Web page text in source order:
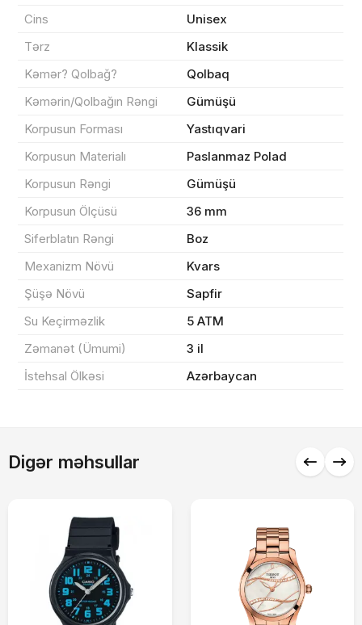
Cins
Unisex
Tərz
Klassik
Kəmər? Qolbağ?
Qolbaq
Kəmərin/Qolbağın Rəngi
Gümüşü
Korpusun Forması
Yastıqvari
Korpusun Materialı
Paslanmaz Polad
Korpusun Rəngi
Gümüşü
Korpusun Ölçüsü
36 mm
Siferblatın Rəngi
Boz
Mexanizm Növü
Kvars
Şüşə Növü
Sapfir
Su Keçirməzlik
5 ATM
Zəmanət (Ümumi)
3 il
İstehsal Ölkəsi
Azərbaycan
Digər məhsullar
Endirim
Çatdırılma
Yekun məbləğ
Sifarişi rəsmiləşdir
Alış-verişə davam et
OK